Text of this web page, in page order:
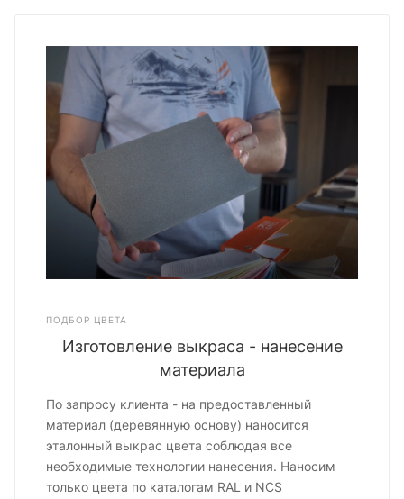
ПОДБОР ЦВЕТА
Изготовление выкраса - нанесение
материала
По запросу клиента - на предоставленный
материал (деревянную основу) наносится
эталонный выкрас цвета соблюдая все
необходимые технологии нанесения. Наносим
только цвета по каталогам RAL и NCS